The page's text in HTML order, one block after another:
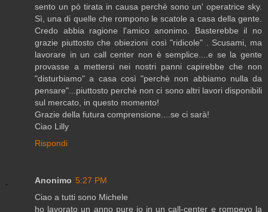
sento un pò tirata in causa perchè sono un' operatrice sky.
Sì, una di quelle che rompono le scatole a casa della gente.
Credo abbia ragione l'amico anonimo. Basterebbe il no
grazie piuttosto che obiezioni così "ridicole" . Scusami, ma
lavorare in un call center non è semplice....e se la gente
provasse a mettersi nei nostri panni capirebbe che non
"disturbiamo" a casa così "perchè non abbiamo nulla da
pensare"...piuttosto perchè non ci sono altri lavori disponibili
sul mercato, in questo momento!
Grazie della futura comprensione....se ci sarà!
Ciao Lilly
Rispondi
Anonimo 5:27 PM
Ciao a tutti sono Michele
ho lavorato un anno pure io in un call-center e rompevo la